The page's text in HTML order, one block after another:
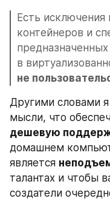
Есть исключения
контейнеров и
не
Другими словами
дешевую
домашнем
является
талантах и чтобы
создатели